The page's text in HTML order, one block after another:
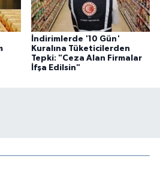
İndirimlerde '10 Gün'
Kuralına Tüketicilerden
Tepki: "Ceza Alan Firmalar
İfşa Edilsin"